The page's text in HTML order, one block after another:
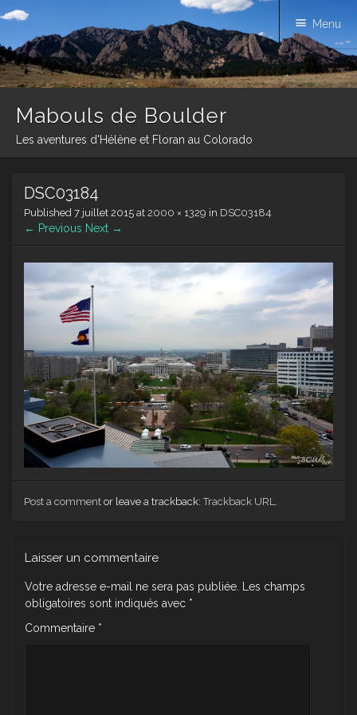
Mabouls de Boulder
Les aventures d'Hélène et Floran au Colorado
Menu
content
DSC03184
Published 7 juillet 2015 at 2000 × 1329 in DSC03184
← Previous Next →
Post a comment or leave a trackback:Trackback URL.
Laisser un commentaire
Votre adresse e-mail ne sera pas publiée. Les champs
obligatoires sont indiqués avec *
Commentaire *